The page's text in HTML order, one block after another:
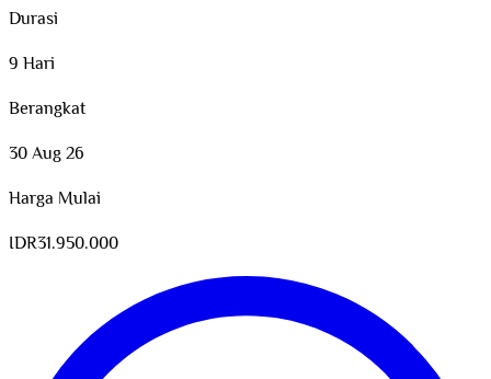
Durasi
9 Hari
Berangkat
30 Aug 26
Harga Mulai
IDR31.950.000